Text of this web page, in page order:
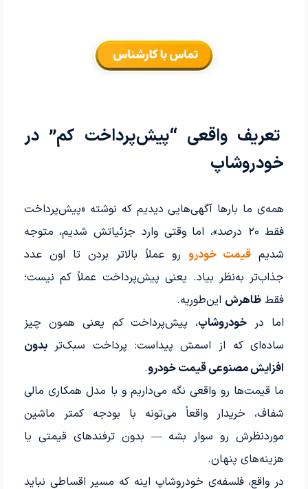
تعریف واقعی “پیش‌پرداخت کم” در
خودروشاپ
همه‌ی ما بارها آگهی‌هایی دیدیم که نوشته «پیش‌پرداخت
فقط ۲۰ درصد»، اما وقتی وارد جزئیاتش شدیم، متوجه
شدیم قیمت خودرورو عملاً بالاتر بردن تا اون عدد
جذاب‌تر به‌نظر بیاد. یعنی پیش‌پرداخت عملاً کم نیست؛
فقط ظاهرش این‌طوریه.
اما در خودروشاپ، پیش‌پرداخت کم یعنی همون چیز
ساده‌ای که از اسمش پیداست: پرداخت سبک‌تربدون
افزایش مصنوعی قیمت خودرو.
ما قیمت‌ها رو واقعی نگه می‌داریم و با مدل همکاری مالی
شفاف، خریدار واقعاً می‌تونه با بودجه کمتر ماشین
موردنظرش رو سوار بشه — بدون ترفندهای قیمتی یا
هزینه‌های پنهان.
در واقع، فلسفه‌ی خودروشاپ اینه که مسیر اقساطی نباید